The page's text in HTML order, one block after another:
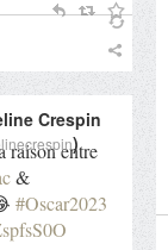
raison entre
&
#Oscar2023
Crespin
)